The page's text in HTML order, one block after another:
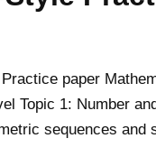
paper
Topic 1: Number
sequences and